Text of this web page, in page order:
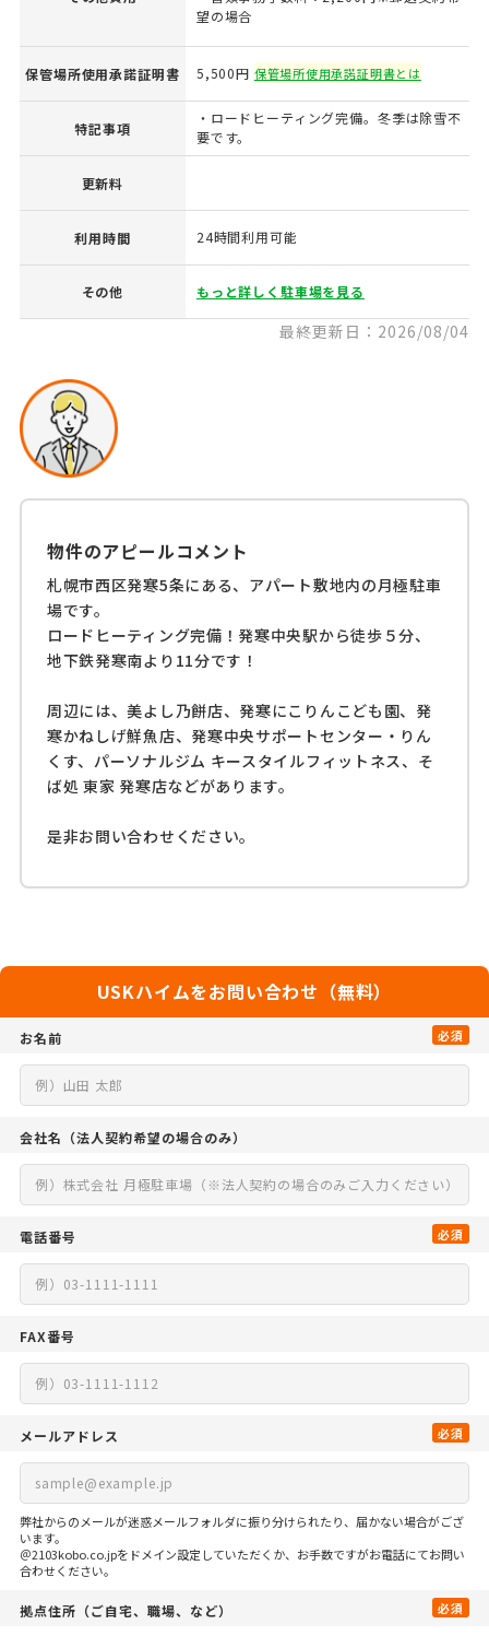
望の場合
保管場所使用承諾証明書 5,500円 保管場所使用承諾証明書とは
特記事項
・ロードヒーティング完備。冬季は除雪不
要です。
更新料
利用時間 24時間利用可能
その他 もっと詳しく駐車場を見る
最終更新日：2026/08/04
物件のアピールコメント
札幌市西区発寒5条にある、アパート敷地内の月極駐車
場です。
ロードヒーティング完備！発寒中央駅から徒歩５分、
地下鉄発寒南より11分です！
周辺には、美よし乃餅店、発寒にこりんこども園、発
寒かねしげ鮮魚店、発寒中央サポートセンター・りん
くす、パーソナルジム キースタイルフィットネス、そ
ば処 東家 発寒店などがあります。
是非お問い合わせください。
USKハイムをお問い合わせ（無料）
お名前 必須
会社名 （法人契約希望の場合のみ）
電話番号 必須
FAX番号
メールアドレス 必須
弊社からのメールが迷惑メールフォルダに振り分けられたり、届かない場合がござ
います。
＠2103kobo.co.jpをドメイン設定していただくか、お手数ですがお電話にてお問い
合わせください。
拠点住所 （ご自宅、 職場、など） 必須